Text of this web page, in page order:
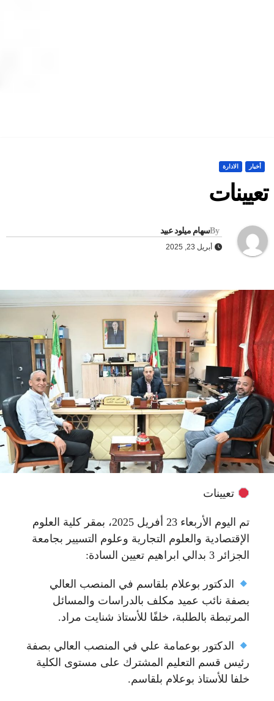
أخبار الادارة
Byسهام ميلود عبيد
أبريل 23, 2025
تعيينات
تم اليوم الأربعاء 23 أفريل 2025، بمقر كلية العلوم
الإقتصادية والعلوم التجارية وعلوم التسيير بجامعة
الجزائر 3 بدالي ابراهيم تعيين السادة:
الدكتور بوعلام بلقاسم في المنصب العالي
بصفة نائب عميد مكلف بالدراسات والمسائل
المرتبطة بالطلبة، خلفًا للأستاذ شنايت مراد.
الدكتور بوعمامة علي في المنصب العالي بصفة
رئيس قسم التعليم المشترك على مستوى الكلية
خلفا للأستاذ بوعلام بلقاسم.